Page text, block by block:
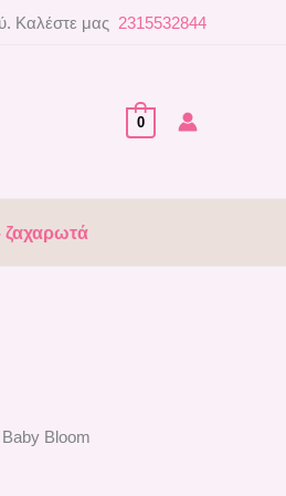
Καλέστε μας 2315532844
0
ζαχαρωτά
Bloom